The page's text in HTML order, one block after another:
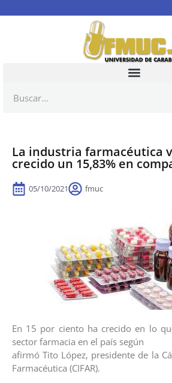
La industria farmacéutica
crecido un 15,83% en
05/10/2021 fmuc
En 15 por ciento ha crecido en lo
sector farmacia en el país según
afirmó Tito López, presidente de la
Farmacéutica (CIFAR).